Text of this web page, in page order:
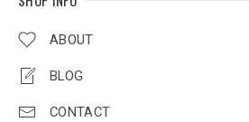
ABOUT
BLOG
CONTACT